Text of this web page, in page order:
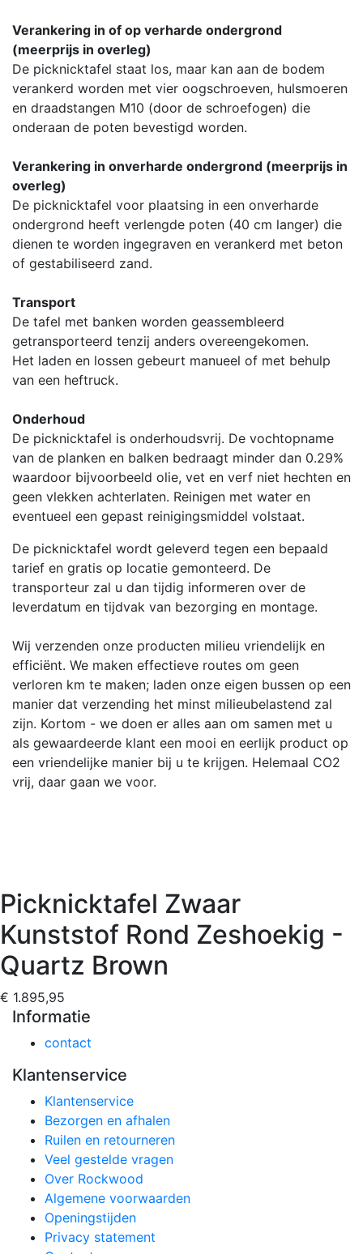
Verankering in of op verharde ondergrond
(meerprijs in overleg)
De picknicktafel staat los, maar kan aan de bodem
verankerd worden met vier oogschroeven, hulsmoeren
en draadstangen M10 (door de schroefogen) die
onderaan de poten bevestigd worden.
Verankering in onverharde ondergrond (meerprijs in
overleg)
De picknicktafel voor plaatsing in een onverharde
ondergrond heeft verlengde poten (40 cm langer) die
dienen te worden ingegraven en verankerd met beton
of gestabiliseerd zand.
Transport
De tafel met banken worden geassembleerd
getransporteerd tenzij anders overeengekomen.
Het laden en lossen gebeurt manueel of met behulp
van een heftruck.
Onderhoud
De picknicktafel is onderhoudsvrij. De vochtopname
van de planken en balken bedraagt minder dan 0.29%
waardoor bijvoorbeeld olie, vet en verf niet hechten en
geen vlekken achterlaten. Reinigen met water en
eventueel een gepast reinigingsmiddel volstaat.
De picknicktafel wordt geleverd tegen een bepaald
tarief en gratis op locatie gemonteerd. De
transporteur zal u dan tijdig informeren over de
leverdatum en tijdvak van bezorging en montage.
Wij verzenden onze producten milieu vriendelijk en
efficiënt. We maken effectieve routes om geen
verloren km te maken; laden onze eigen bussen op een
manier dat verzending het minst milieubelastend zal
zijn. Kortom - we doen er alles aan om samen met u
als gewaardeerde klant een mooi en eerlijk product op
een vriendelijke manier bij u te krijgen. Helemaal CO2
vrij, daar gaan we voor.
Picknicktafel Zwaar
Kunststof Rond Zeshoekig -
Quartz Brown
€ 1.895,95
Informatie
contact
Klantenservice
Klantenservice
Bezorgen en afhalen
Ruilen en retourneren
Veel gestelde vragen
Over Rockwood
Algemene voorwaarden
Openingstijden
Privacy statement